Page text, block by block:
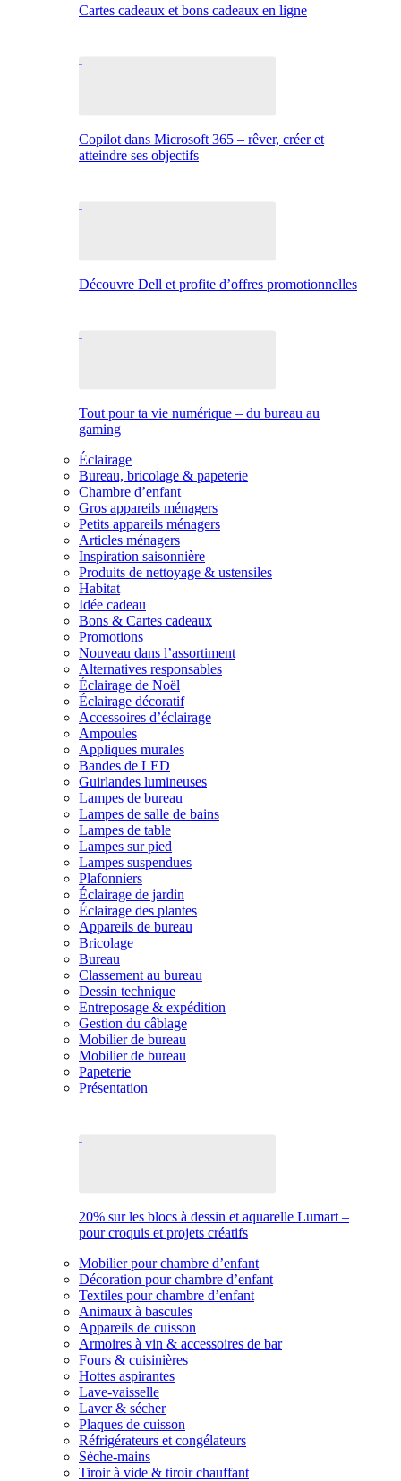
Cartes cadeaux et bons cadeaux en ligne
Copilot dans Microsoft 365 – rêver, créer et
atteindre ses objectifs
Découvre Dell et profite d’offres promotionnelles
Tout pour ta vie numérique – du bureau au
gaming
Éclairage
Bureau, bricolage & papeterie
Chambre d’enfant
Gros appareils ménagers
Petits appareils ménagers
Articles ménagers
Inspiration saisonnière
Produits de nettoyage & ustensiles
Habitat
Idée cadeau
Bons & Cartes cadeaux
Promotions
Nouveau dans l’assortiment
Alternatives responsables
Éclairage de Noël
Éclairage décoratif
Accessoires d’éclairage
Ampoules
Appliques murales
Bandes de LED
Guirlandes lumineuses
Lampes de bureau
Lampes de salle de bains
Lampes de table
Lampes sur pied
Lampes suspendues
Plafonniers
Éclairage de jardin
Éclairage des plantes
Appareils de bureau
Bricolage
Bureau
Classement au bureau
Dessin technique
Entreposage & expédition
Gestion du câblage
Mobilier de bureau
Mobilier de bureau
Papeterie
Présentation
20% sur les blocs à dessin et aquarelle Lumart –
pour croquis et projets créatifs
Mobilier pour chambre d’enfant
Décoration pour chambre d’enfant
Textiles pour chambre d’enfant
Animaux à bascules
Appareils de cuisson
Armoires à vin & accessoires de bar
Fours & cuisinières
Hottes aspirantes
Lave-vaisselle
Laver & sécher
Plaques de cuisson
Réfrigérateurs et congélateurs
Sèche-mains
Tiroir à vide & tiroir chauffant